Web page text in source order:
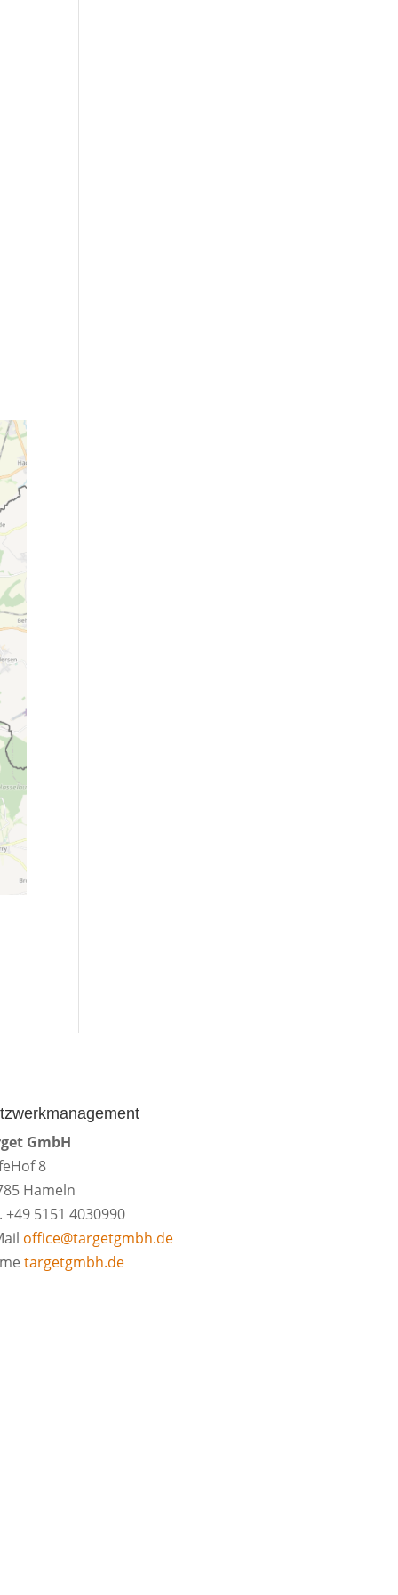
GmbH
8
Hameln
+49 5151 4030990
office@targetgmbh.de
targetgmbh.de